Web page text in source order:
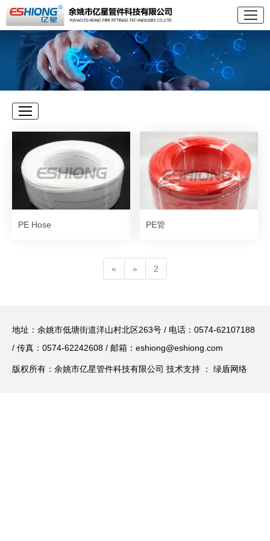
PE Hose PE管
« » 2
地址：余姚市低塘街道洋山村北区263号 / 电话：0574-62107188
/ 传真：0574-62242608 / 邮箱： eshiong@eshiong.com
版权所有：余姚市亿星管件科技有限公司 技术支持 ： 绿盾网络